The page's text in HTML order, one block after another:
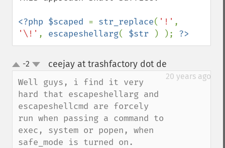
<?php $scaped = str_replace( '!'
'\!' , escapeshellarg( $str ) ); ?>
up
down
-2 ceejay at trashfactory dot de
20 years ago
Well guys, i find it very
hard that escapeshellarg and
escapeshellcmd are forcely
run when passing a command to
exec, system or popen, when
safe_mode is turned on.